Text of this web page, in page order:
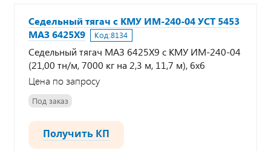
Седельный тягач с КМУ ИМ-240-04 УСТ 5453
МАЗ 6425Х9
Код:8134
Седельный тягач МАЗ 6425Х9 с КМУ ИМ-240-04
(21,00 тн/м, 7000 кг на 2,3 м, 11,7 м), 6х6
Цена по запросу
Под заказ
Получить КП